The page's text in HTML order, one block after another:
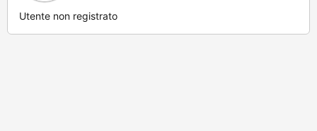
Utente non registrato